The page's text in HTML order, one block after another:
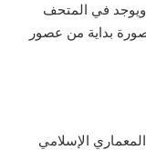
في المتحف
بداية من عصور
الإسلامي